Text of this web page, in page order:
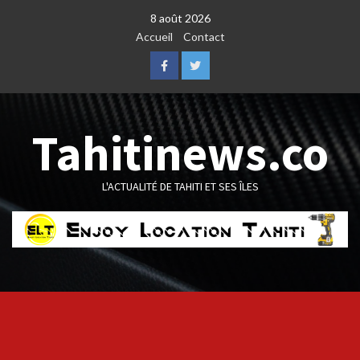
8 août 2026
Accueil
Contact
FacebookTwitter
Tahitinews.co
L'ACTUALITÉ DE TAHITI ET SES ÎLES